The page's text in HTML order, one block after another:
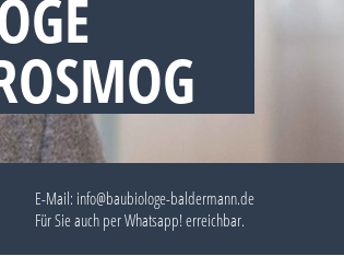
E-Mail: info@baubiologe-baldermann.de
Für Sie auch perWhatsapp!erreichbar.